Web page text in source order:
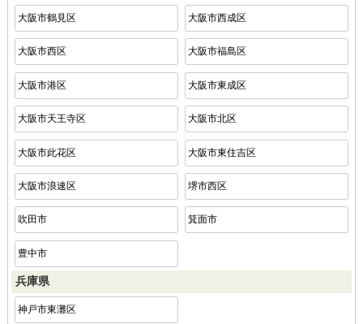
大阪市鶴見区 大阪市西成区
大阪市西区 大阪市福島区
大阪市港区 大阪市東成区
大阪市天王寺区 大阪市北区
大阪市此花区 大阪市東住吉区
大阪市浪速区 堺市西区
吹田市 箕面市
豊中市
兵庫県
神戸市東灘区